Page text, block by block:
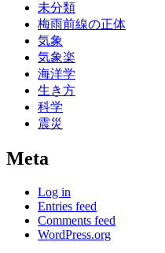
未分類
梅雨前線の正体
気象
気象楽
海洋学
生き方
科学
震災
Meta
Log in
Entries feed
Comments feed
WordPress.org